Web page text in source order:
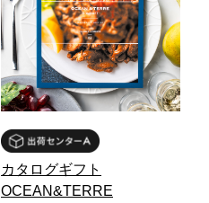
カタログギフト
OCEAN&TERRE